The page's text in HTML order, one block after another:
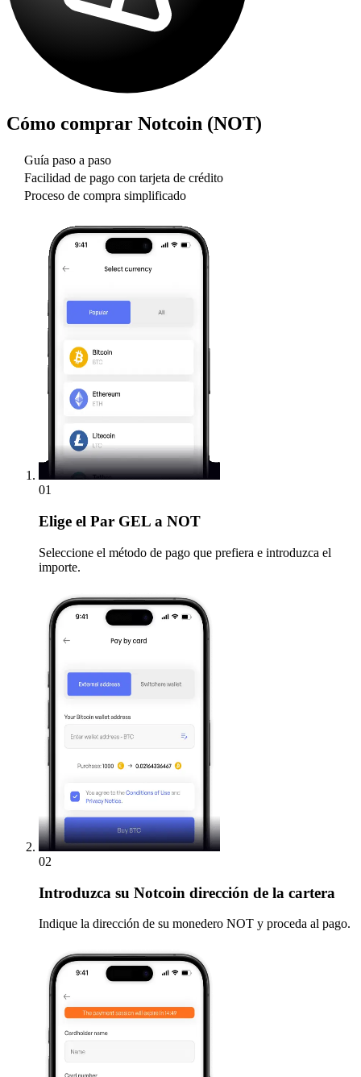
Cómo comprar Notcoin (NOT)
Guía paso a paso
Facilidad de pago con tarjeta de crédito
Proceso de compra simplificado
01
Elige el Par GEL a NOT
Seleccione el método de pago que prefiera e introduzca el
importe.
02
Introduzca su Notcoin dirección de la cartera
Indique la dirección de su monedero NOT y proceda al pago.